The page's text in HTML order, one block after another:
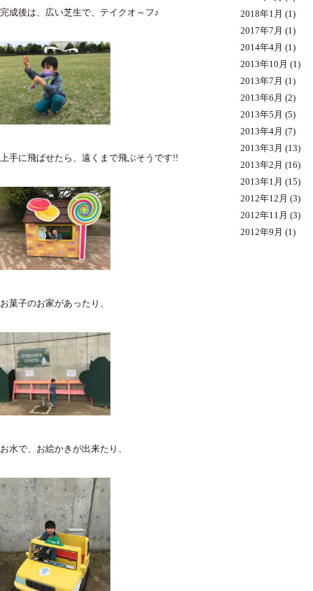
完成後は、広い芝生で、テイクオ～フ♪
上手に飛ばせたら、遠くまで飛ぶそうです!!
お菓子のお家があったり、
お水で、お絵かきが出来たり、
2018年1月 (1)
2017年7月 (1)
2014年4月 (1)
2013年10月 (1)
2013年7月 (1)
2013年6月 (2)
2013年5月 (5)
2013年4月 (7)
2013年3月 (13)
2013年2月 (16)
2013年1月 (15)
2012年12月 (3)
2012年11月 (3)
2012年9月 (1)